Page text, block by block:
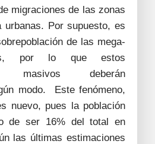
migraciones de las zonas
urbanas. Por supuesto, es
de las mega-
por lo que estos
masivos deberán
modo. Este fenómeno,
nuevo, pues la población
de ser 16% del total en
las últimas estimaciones